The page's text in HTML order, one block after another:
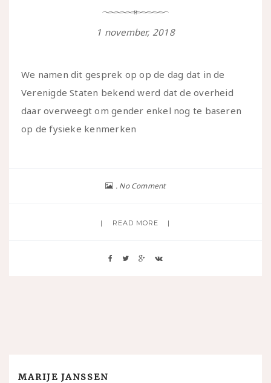
1 november, 2018
We namen dit gesprek op op de dag dat in de
Verenigde Staten bekend werd dat de overheid
daar overweegt om gender enkel nog te baseren
op de fysieke kenmerken
No Comment
READ MORE
MARIJE JANSSEN